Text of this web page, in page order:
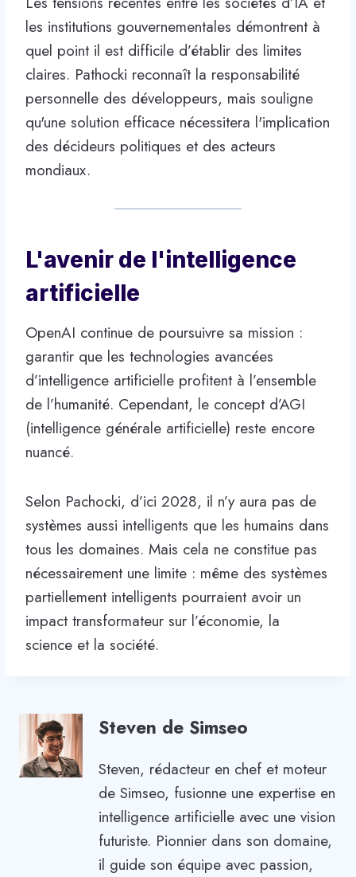
les institutions gouvernementales démontrent à
quel point il est difficile d’établir des limites
claires. Pathocki reconnaît la responsabilité
personnelle des développeurs, mais souligne
qu'une solution efficace nécessitera l'implication
des décideurs politiques et des acteurs
mondiaux.
L'avenir de l'intelligence
artificielle
OpenAI continue de poursuivre sa mission :
garantir que les technologies avancées
d’intelligence artificielle profitent à l’ensemble
de l’humanité. Cependant, le concept d’AGI
(intelligence générale artificielle) reste encore
nuancé.
Selon Pachocki, d’ici 2028, il n’y aura pas de
systèmes aussi intelligents que les humains dans
tous les domaines. Mais cela ne constitue pas
nécessairement une limite : même des systèmes
partiellement intelligents pourraient avoir un
impact transformateur sur l’économie, la
science et la société.
Steven de Simseo
Steven, rédacteur en chef et moteur
de Simseo, fusionne une expertise en
intelligence artificielle avec une vision
futuriste. Pionnier dans son domaine,
il guide son équipe avec passion,